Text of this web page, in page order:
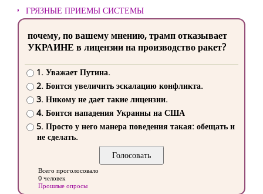
ГРЯЗНЫЕ ПРИЕМЫ СИСТЕМЫ
почему, по вашему мнению, трамп отказывает
УКРАИНЕ в лицензии на производство ракет?
1. Уважает Путина.
2. Боится увеличить эскалацию конфликта.
3. Никому не дает такие лицензии.
4. Боится нападения Украины на США
5. Просто у него манера поведения такая: обещать и
не сделать.
Всего проголосовало
0 человек
Прошлые опросы